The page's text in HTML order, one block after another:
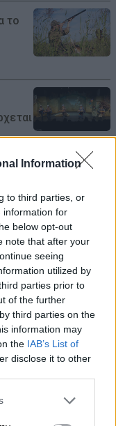
Information
to third parties, or
information for
below opt-out
note that after your
seeing
utilized by
parties prior to
of the further
third parties on the
information may
the IAB’s List of
disclose it to other
το
όλα